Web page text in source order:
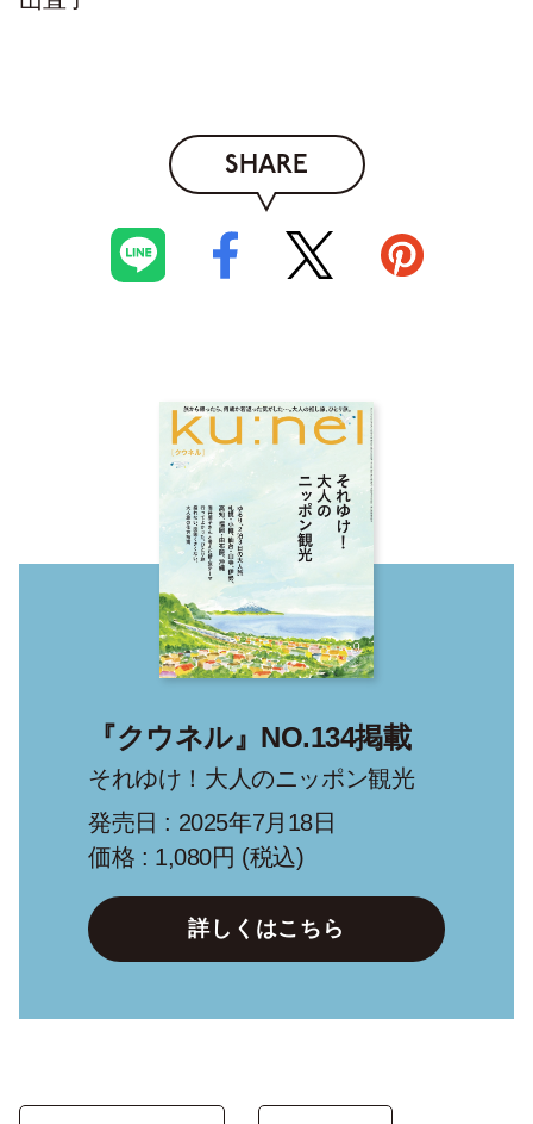
SHARE
『クウネル』NO.134掲載
それゆけ！大人のニッポン観光
発売日 : 2025年7月18日
価格 : 1,080円 (税込)
詳しくはこちら